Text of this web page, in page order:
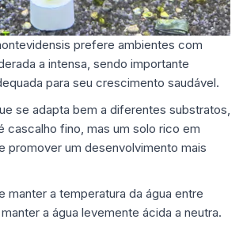
prefere ambientes com
a intensa, sendo importante
para seu crescimento saudável.
se adapta bem a diferentes substratos,
cascalho fino, mas um solo rico em
promover um desenvolvimento mais
manter a temperatura da água entre
a água levemente ácida a neutra.